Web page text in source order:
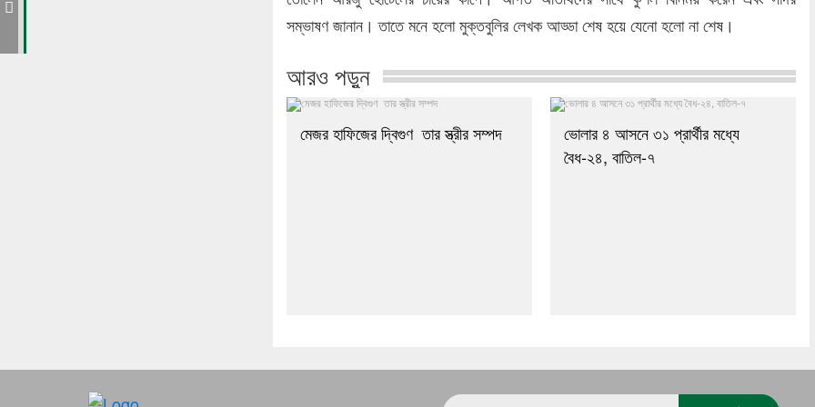
সম্ভাষণ জানান। তাতে মনে হলো মুক্তবুলির লেখক আড্ডা শেষ হয়ে যেনো হলো না শেষ।
আরও পড়ুন
মেজর হাফিজের দ্বিগুণ তার স্ত্রীর সম্পদ
ভোলার ৪ আসনে ৩১ প্রার্থীর মধ্যে
বৈধ-২৪, বাতিল-৭